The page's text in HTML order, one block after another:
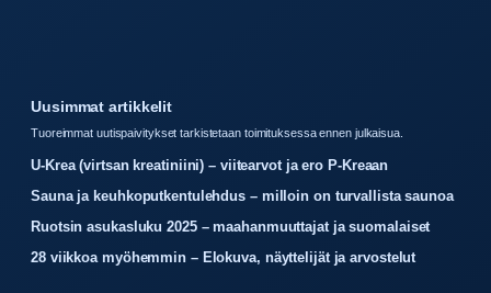
Uusimmat artikkelit
Tuoreimmat uutispaivitykset tarkistetaan toimituksessa ennen julkaisua.
U-Krea (virtsan kreatiniini) – viitearvot ja ero P-Kreaan
Sauna ja keuhkoputkentulehdus – milloin on turvallista saunoa
Ruotsin asukasluku 2025 – maahanmuuttajat ja suomalaiset
28 viikkoa myöhemmin – Elokuva, näyttelijät ja arvostelut